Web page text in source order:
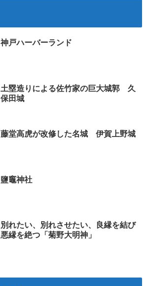
神戸ハーバーランド
土塁造りによる佐竹家の巨大城郭 久
保田城
藤堂高虎が改修した名城 伊賀上野城
鹽竈神社
別れたい、別れさせたい、良縁を結び
悪縁を絶つ「菊野大明神」